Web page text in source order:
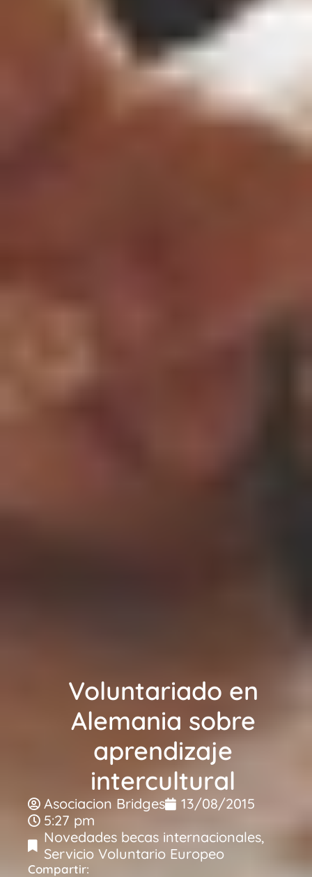
Voluntariado en
Alemania sobre
aprendizaje
intercultural
Asociacion Bridges
13/08/2015
5:27 pm
Novedades becas internacionales,
Servicio Voluntario Europeo
Compartir: